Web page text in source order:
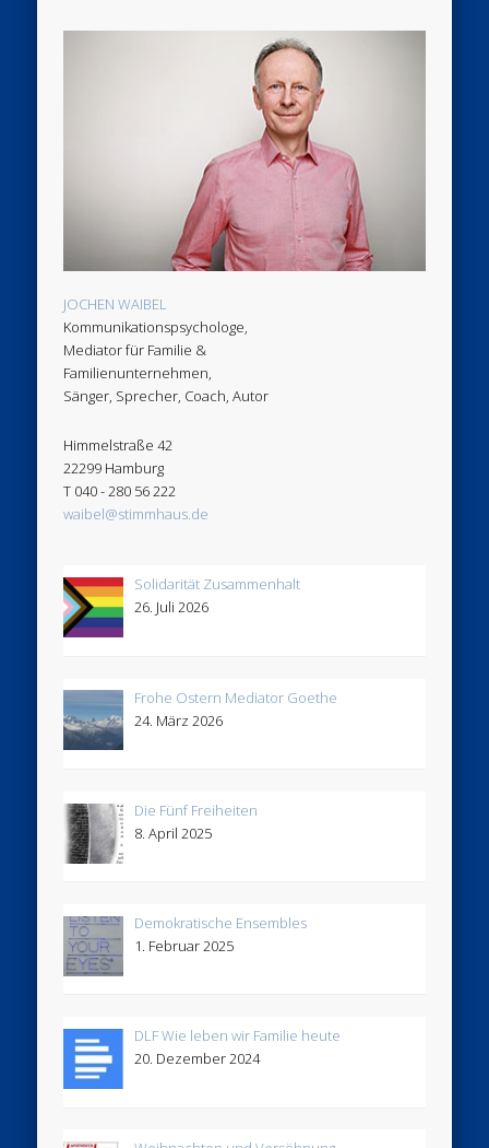
JOCHEN WAIBEL
Kommunikationspsychologe,
Mediator für Familie &
Familienunternehmen,
Sänger, Sprecher, Coach, Autor
Himmelstraße 42
22299 Hamburg
T 040 - 280 56 222
waibel@stimmhaus.de
Solidarität Zusammenhalt
26. Juli 2026
Frohe Ostern Mediator Goethe
24. März 2026
Die Fünf Freiheiten
8. April 2025
Demokratische Ensembles
1. Februar 2025
DLF Wie leben wir Familie heute
20. Dezember 2024